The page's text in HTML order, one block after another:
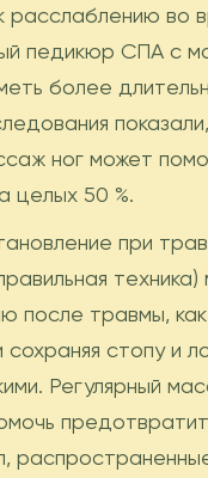
расслаблению во
педикюр СПА с
более
ног может
целых 50 %.
при
после травмы,
сохраняя стопу и
Регулярный